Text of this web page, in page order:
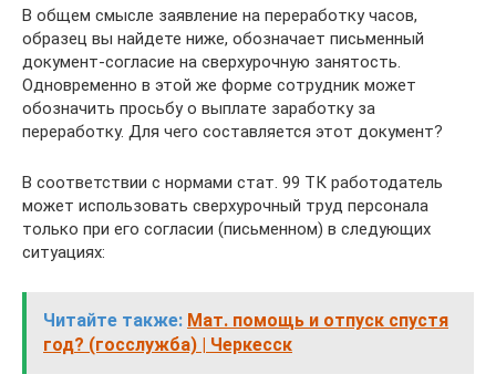
В общем смысле заявление на переработку часов,
образец вы найдете ниже, обозначает письменный
документ-согласие на сверхурочную занятость.
Одновременно в этой же форме сотрудник может
обозначить просьбу о выплате заработку за
переработку. Для чего составляется этот документ?
В соответствии с нормами стат. 99 ТК работодатель
может использовать сверхурочный труд персонала
только при его согласии (письменном) в следующих
ситуациях:
Читайте также: Мат. помощь и отпуск спустя
год? (госслужба) | Черкесск